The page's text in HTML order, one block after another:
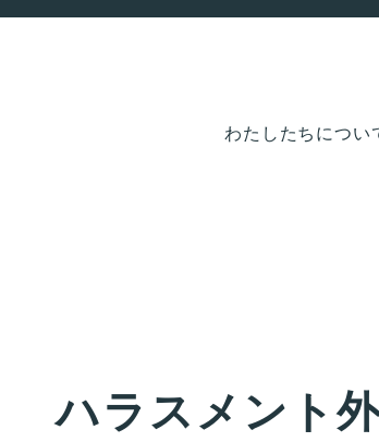
わたしたちについ
ハラスメント